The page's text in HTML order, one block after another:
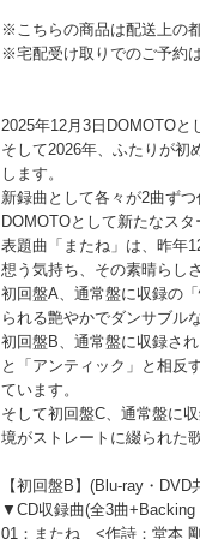
※こちらの商品は配送上の
※宅配受け取りでのご予約
2025年12月3日DOMOTOと
そして2026年、ふたりが初
します。
新録曲として各々が2曲ずつ
DOMOTOとして新たなス
表題曲「またね」は、昨年
想う気持ち、その素晴らし
初回盤A、通常盤に収録の
られる艶やかでダンサブル
初回盤B、通常盤に収録さ
と「アンティック」と相反
ています。
そして初回盤C、通常盤に
境がストレートに綴られた
【初回盤B】(Blu-ray・DVD
▼CD収録曲(全3曲+Backing
01：またね <作詩：堂本